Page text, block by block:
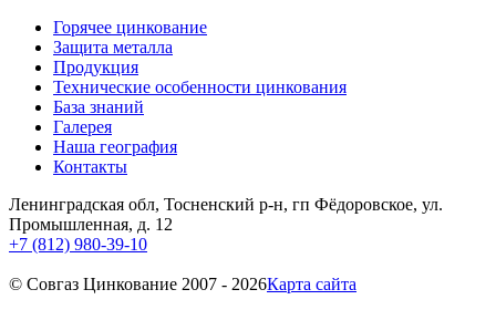
Горячее цинкование
Защита металла
Продукция
Технические особенности цинкования
База знаний
Галерея
Наша география
Контакты
Ленинградская обл, Тосненский р-н, гп Фёдоровское, ул.
Промышленная, д. 12
+7 (812) 980-39-10
© Cовгаз Цинкование 2007 - 2026Карта сайта